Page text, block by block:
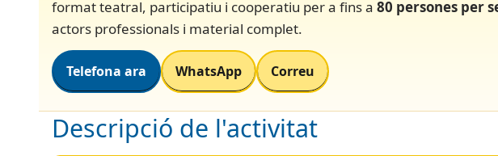
format teatral, participatiu i cooperatiu per a fins a 80 persones per
actors professionals i material complet.
Telefona ara WhatsApp Correu
Descripció de l'activitat